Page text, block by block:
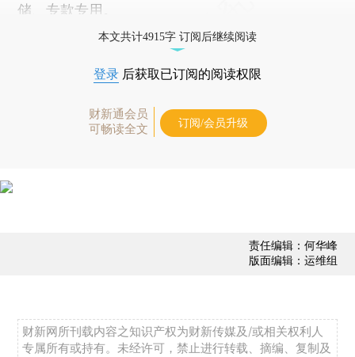
储、专款专用。
本文共计4915字 订阅后继续阅读
登录 后获取已订阅的阅读权限
财新通会员
可畅读全文
订阅/会员升级
责任编辑：何华峰
版面编辑：运维组
财新网所刊载内容之知识产权为财新传媒及/或相关权利人
专属所有或持有。未经许可，禁止进行转载、摘编、复制及